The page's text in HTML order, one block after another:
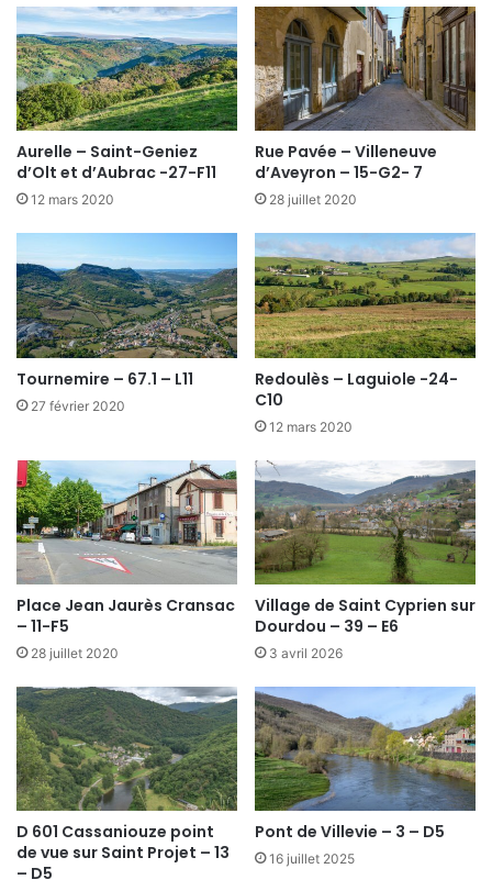
Aurelle – Saint-Geniez
d’Olt et d’Aubrac -27-F11
12 mars 2020
Rue Pavée – Villeneuve
d’Aveyron – 15-G2- 7
28 juillet 2020
Tournemire – 67.1 – L11
27 février 2020
Redoulès – Laguiole -24-
C10
12 mars 2020
Place Jean Jaurès Cransac
– 11-F5
28 juillet 2020
Village de Saint Cyprien sur
Dourdou – 39 – E6
3 avril 2026
D 601 Cassaniouze point
de vue sur Saint Projet – 13
– D5
Pont de Villevie – 3 – D5
16 juillet 2025